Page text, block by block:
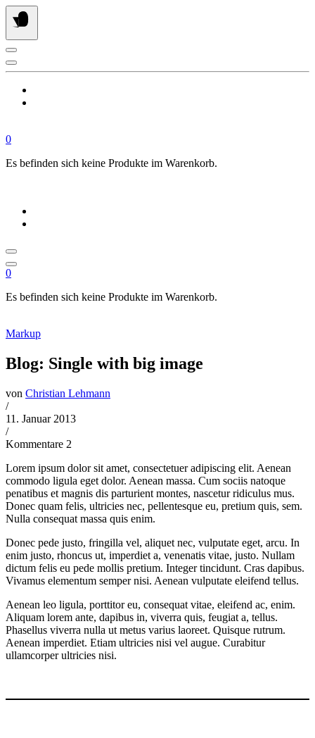
Springe
zum
Inhalt
0
Es befinden sich keine Produkte im Warenkorb.
0
Es befinden sich keine Produkte im Warenkorb.
Markup
Blog: Single with big image
von Christian Lehmann
/
11. Januar 2013
/
Kommentare 2
Lorem ipsum dolor sit amet, consectetuer adipiscing elit. Aenean
commodo ligula eget dolor. Aenean massa. Cum sociis natoque
penatibus et magnis dis parturient montes, nascetur ridiculus mus.
Donec quam felis, ultricies nec, pellentesque eu, pretium quis, sem.
Nulla consequat massa quis enim.
Donec pede justo, fringilla vel, aliquet nec, vulputate eget, arcu. In
enim justo, rhoncus ut, imperdiet a, venenatis vitae, justo. Nullam
dictum felis eu pede mollis pretium. Integer tincidunt. Cras dapibus.
Vivamus elementum semper nisi. Aenean vulputate eleifend tellus.
Aenean leo ligula, porttitor eu, consequat vitae, eleifend ac, enim.
Aliquam lorem ante, dapibus in, viverra quis, feugiat a, tellus.
Phasellus viverra nulla ut metus varius laoreet. Quisque rutrum.
Aenean imperdiet. Etiam ultricies nisi vel augue. Curabitur
ullamcorper ultricies nisi.